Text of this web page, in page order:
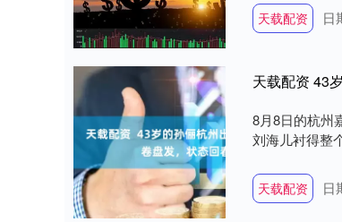
天载配资 日
8月8日的杭州
刘海儿衬得整
天载配资 日